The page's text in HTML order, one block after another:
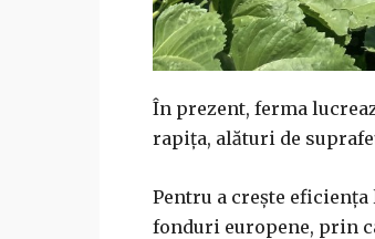
În prezent, ferma
rapița, alături de
Pentru a crește
fonduri europene, prin